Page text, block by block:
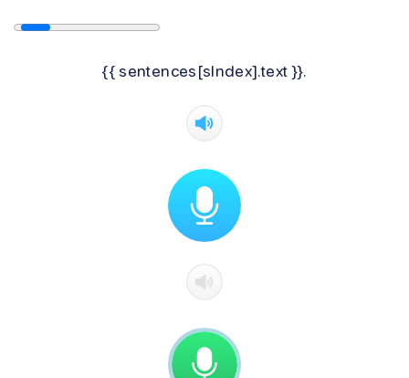
{{ sentences[sIndex].text }}.